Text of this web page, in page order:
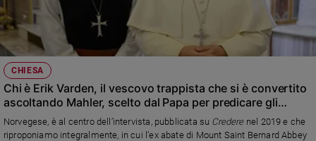
Interviste
Papa
Papa
Chiesa
Chiesa
CHIESA
Chi è Erik Varden, il vescovo trappista che si è convertito
ascoltando Mahler, scelto dal Papa per predicare gli
Esercizi spirituali di Quaresima
Norvegese, è al centro dell’intervista, pubblicata su Crederenel 2019 e che
riproponiamo integralmente, in cui l’ex abate di Mount Saint Bernard Abbey